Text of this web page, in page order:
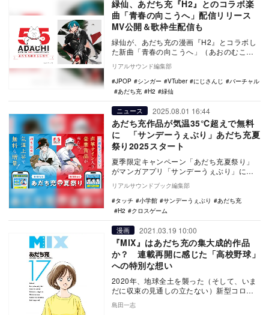
緑仙、あだち充『H2』とのコラボ楽
曲「青春の向こうへ」配信リリース
MV公開＆歌枠生配信も
緑仙が、あだち充の漫画『H2』とコラボし
た新曲「青春の向こうへ」（あおのむこう
へ）を本日10月10日に配信リリースした。
…
リアルサウンド編集部
JPOP
シンガー VTuber にじさんじ
バーチャル
あだち充
H2 緑仙
ニュース 2025.08.01 16:44
あだち充作品が気温35℃超えで無料
に 「サンデーうぇぶり」あだち充夏
祭り2025スタート
夏季限定キャンペーン「あだち充夏祭り」
がマンガアプリ「サンデーうぇぶり」にて8
リアルサウンドブック編集部
タッチ
小学館 サンデーうぇぶり
あだち充
H2
クロスゲーム
漫画 2021.03.19 10:00
『MIX』はあだち充の集大成的作品
か？ 連載再開に感じた「高校野球」
への特別な想い
2020年、地球全土を襲った（そして、いま
だに収束の見通しの立たない）新型コロナ
影響を及ぼ…
島田一志